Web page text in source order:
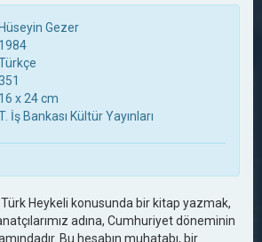
Hüseyin Gezer
1984
16 x 24 cm
İş Bankası Kültür Yayınları
Heykeli konusunda bir kitap yazmak,
adına, Cumhuriyet döneminin
Bu hesabın muhatabı, bir